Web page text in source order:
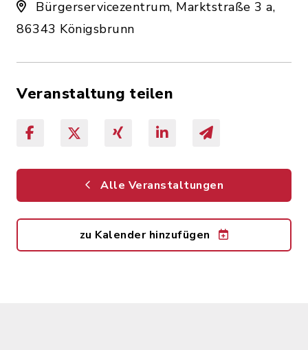
Bürgerservicezentrum, Marktstraße 3 a,
86343 Königsbrunn
Veranstaltung teilen
Alle Veranstaltungen
zu Kalender hinzufügen